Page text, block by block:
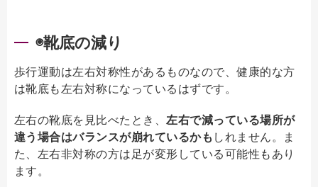
◉靴底の減り
歩行運動は左右対称性があるものなので、健康的な方
は靴底も左右対称になっているはずです。
左右の靴底を見比べたとき、左右で減っている場所が
違う場合はバランスが崩れているかも しれません。ま
た、左右非対称の方は足が変形している可能性もあり
ます。